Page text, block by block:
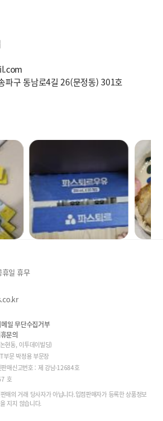
파구 동남로4길 26(문정동) 301호
일 휴무
일 무단수집거부
문의
현동, 이투데이빌딩)
부문 박정용 부문장
판매신고번호 : 제 강남-12684호
호
매의 거래 당사자가 아닙니다.입점판매자가 등록한 상품정보
지지 않습니다.